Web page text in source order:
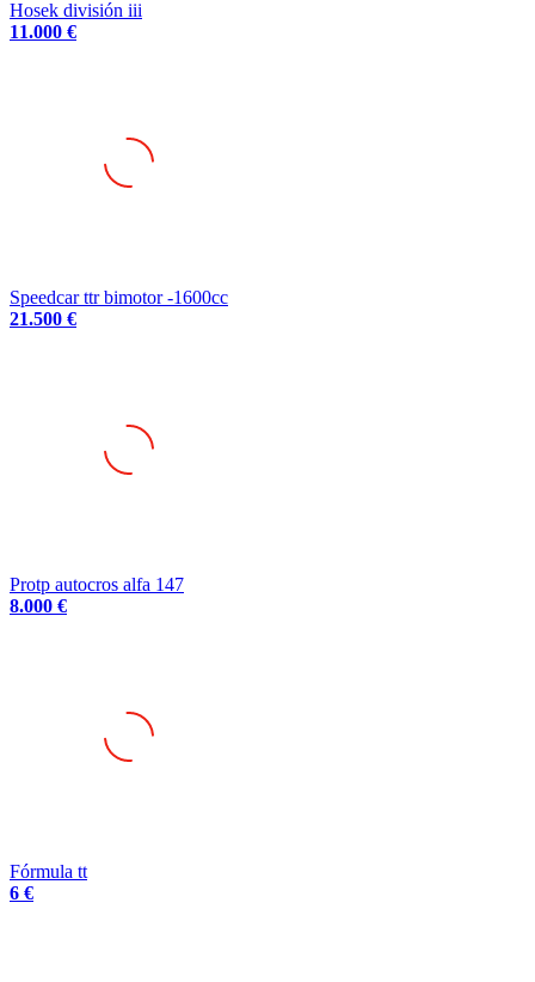
Hosek división iii
11.000 €
Speedcar ttr bimotor -1600cc
21.500 €
Protp autocros alfa 147
8.000 €
Fórmula tt
6 €